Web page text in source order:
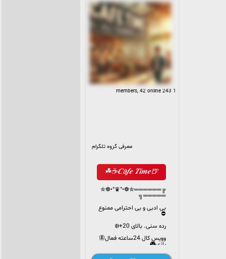
1 243 members, 42 online
معرفی گروه تلگرام
🍺𝑪a𝒇𝒆 𝑻𝒊𝒎𝒆☕️☘
╔══════✮❁•°♛°•❁✮
═════╗
بی ادبی و بی احترامی ممنوع
⛔️
رده سنی. بالای 20+❄️
وویس کال 24ساعته فعال🦋
بازی🎮
چالش🎭